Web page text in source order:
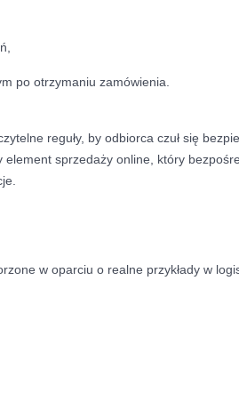
po otrzymaniu zamówienia.
reguły, by odbiorca czuł się
element sprzedaży online, który
w oparciu o realne przykłady w